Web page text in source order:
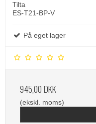
Tilta
ES-T21-BP-V
På eget lager
945,00 DKK
(ekskl. moms)